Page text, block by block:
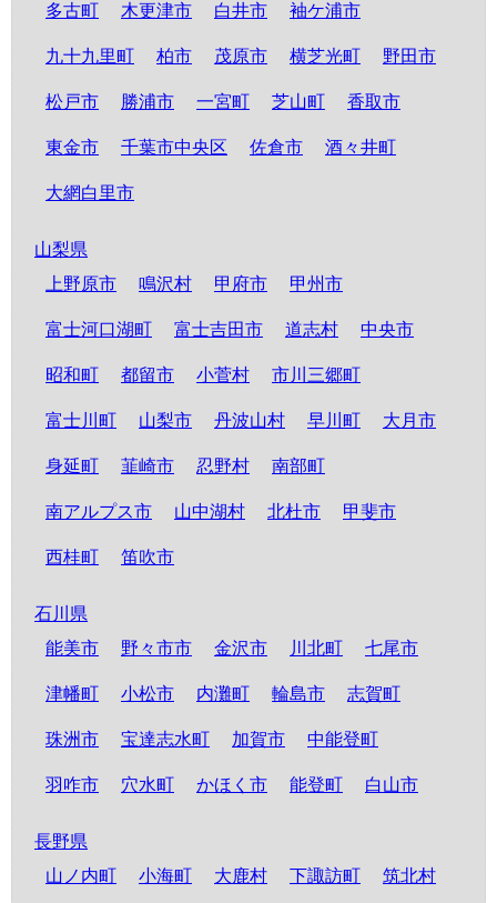
多古町 木更津市 白井市 袖ケ浦市
九十九里町 柏市 茂原市 横芝光町 野田市
松戸市 勝浦市 一宮町 芝山町 香取市
東金市 千葉市中央区 佐倉市 酒々井町
大網白里市
山梨県
上野原市
鳴沢村 甲府市 甲州市
富士河口湖町 富士吉田市 道志村 中央市
昭和町 都留市 小菅村 市川三郷町
富士川町 山梨市 丹波山村 早川町 大月市
身延町 韮崎市 忍野村 南部町
南アルプス市 山中湖村 北杜市 甲斐市
西桂町 笛吹市
石川県
能美市
野々市市 金沢市 川北町 七尾市
津幡町 小松市 内灘町 輪島市 志賀町
珠洲市 宝達志水町 加賀市 中能登町
羽咋市 穴水町 かほく市 能登町 白山市
長野県
山ノ内町
小海町 大鹿村 下諏訪町 筑北村